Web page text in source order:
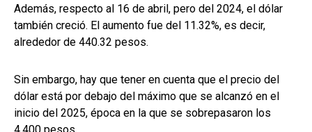
Además, respecto al 16 de abril, pero del 2024, el dólar
también creció. El aumento fue del 11.32%, es decir,
alrededor de 440.32 pesos.
Sin embargo, hay que tener en cuenta que el precio del
dólar está por debajo del máximo que se alcanzó en el
inicio del 2025, época en la que se sobrepasaron los